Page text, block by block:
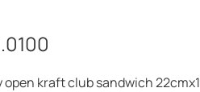
open kraft club sandwich